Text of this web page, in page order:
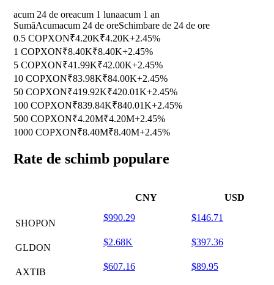
acum 24 de oreacum 1 lunaacum 1 an
SumăAcumacum 24 de oreSchimbare de 24 de ore
0.5 COPXON₹4.20K₹4.20K+2.45%
1 COPXON₹8.40K₹8.40K+2.45%
5 COPXON₹41.99K₹42.00K+2.45%
10 COPXON₹83.98K₹84.00K+2.45%
50 COPXON₹419.92K₹420.01K+2.45%
100 COPXON₹839.84K₹840.01K+2.45%
500 COPXON₹4.20M₹4.20M+2.45%
1000 COPXON₹8.40M₹8.40M+2.45%
Rate de schimb populare
CNY USD
SHOPON
$990.29 $146.71
GLDON
$2.68K $397.36
AXTIB
$607.16 $89.95